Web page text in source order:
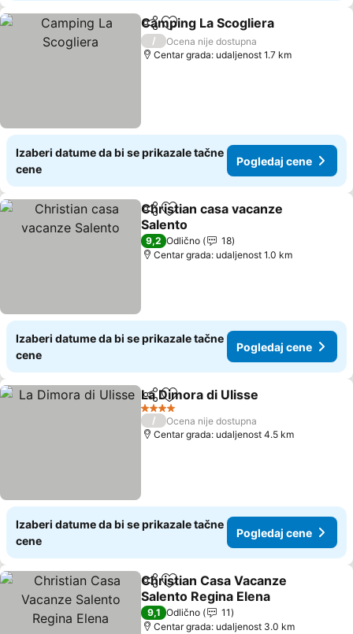
Deli Dodati u favorite
Camping La Scogliera
/
Ocena nije dostupna
Centar grada: udaljenost 1.7 km
Izaberi datume da bi se prikazale tačne
cene
Pogledaj cene
Deli Dodati u favorite
Christian casa vacanze
Salento
Pogledaj cene
9,2 Odlično
18
Centar grada: udaljenost 1.0 km
Izaberi datume da bi se prikazale tačne
cene
Pogledaj cene
Deli Dodati u favorite
La Dimora di Ulisse
4 Zvezdice
/
Ocena nije dostupna
Centar grada: udaljenost 4.5 km
Izaberi datume da bi se prikazale tačne
cene
Pogledaj cene
Deli Dodati u favorite
Christian Casa Vacanze
Salento Regina Elena
Pogledaj cene
9,1 Odlično
11
Centar grada: udaljenost 3.0 km